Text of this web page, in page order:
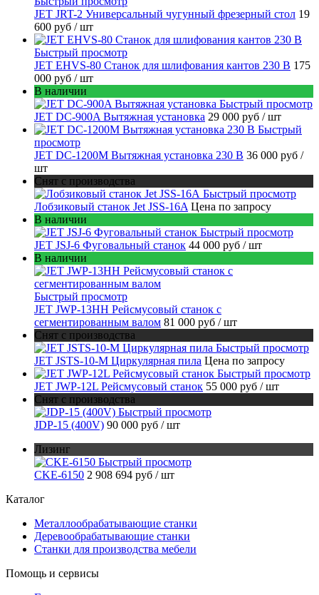
JET JRT-2 Универсальный чугунный фрезерный стол 19
600 руб / шт
Быстрый просмотр
JET EHVS-80 Станок для шлифования кантов 230 В 175
000 руб / шт
В наличии
Быстрый просмотр
JET DC-900A Вытяжная установка 29 000 руб / шт
Быстрый
просмотр
JET DC-1200M Вытяжная установка 230 В 36 000 руб /
шт
Снят с производства
Быстрый просмотр
Лобзиковый станок Jet JSS-16A Цена по запросу
В наличии
Быстрый просмотр
JET JSJ-6 Фуговальный станок 44 000 руб / шт
В наличии
Быстрый просмотр
JET JWP-13HH Рейсмусовый станок с
сегментированным валом 81 000 руб / шт
Снят с производства
Быстрый просмотр
JET JSTS-10-M Циркулярная пила Цена по запросу
Быстрый просмотр
JET JWP-12L Рейсмусовый станок 55 000 руб / шт
Снят с производства
Быстрый просмотр
JDP-15 (400V) 90 000 руб / шт
Лизинг
Быстрый просмотр
CKE-6150 2 908 694 руб / шт
Каталог
Металлообрабатывающие станки
Деревообрабатывающие станки
Станки для производства мебели
Помощь и сервисы